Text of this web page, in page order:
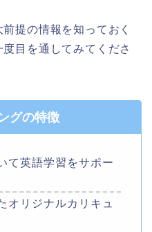
提の情報を知っておく
目を通してみてくださ
グの特徴
て英語学習をサポー
オリジナルカリキュ